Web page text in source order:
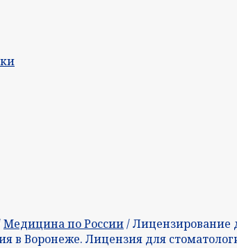
Медицина по России/ Лицензирование
в Воронеже. Лицензия для